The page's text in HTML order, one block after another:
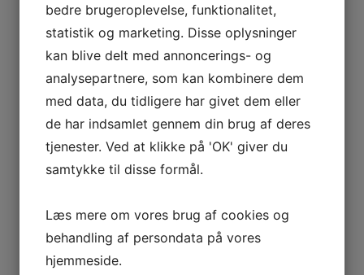
maj 2026
juni 2023
marts 2023
februar 2023
januar 2023
december 2022
november 2022
oktober 2022
august 2022
juli 2022
maj 2022
bedre brugeroplevelse, funktionalitet,
statistik og marketing. Disse oplysninger
kan blive delt med annoncerings- og
analysepartnere, som kan kombinere dem
med data, du tidligere har givet dem eller
de har indsamlet gennem din brug af deres
tjenester. Ved at klikke på 'OK' giver du
samtykke til disse formål.
Læs mere om vores brug af cookies og
behandling af persondata på vores
hjemmeside.